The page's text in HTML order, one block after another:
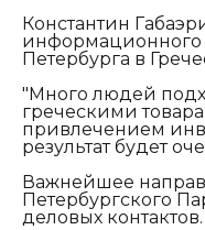
Константин
информационного
Петербурга в
"Много людей
греческими
привлечением
результат будет
Важнейшее
Петербургского
деловых